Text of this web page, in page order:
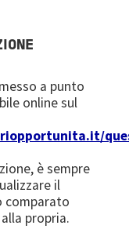
messo a punto
online sul
è sempre
il
comparato
propria.